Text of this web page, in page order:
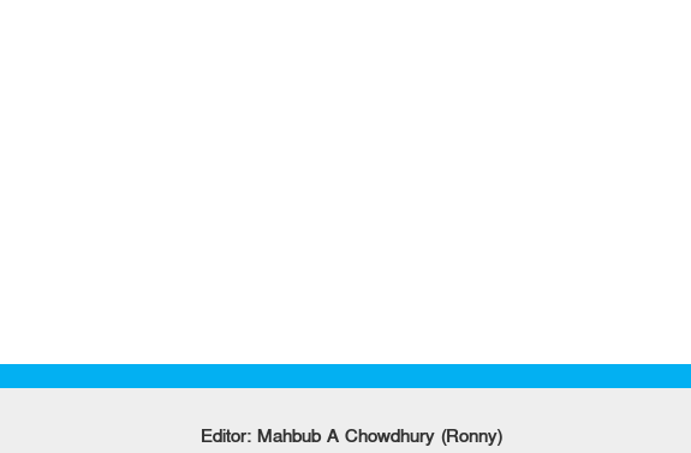
Editor: Mahbub A Chowdhury (Ronny)